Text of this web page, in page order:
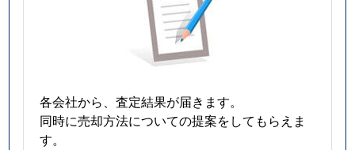
各会社から、査定結果が届きます。
同時に売却方法についての提案をしてもらえま
す。